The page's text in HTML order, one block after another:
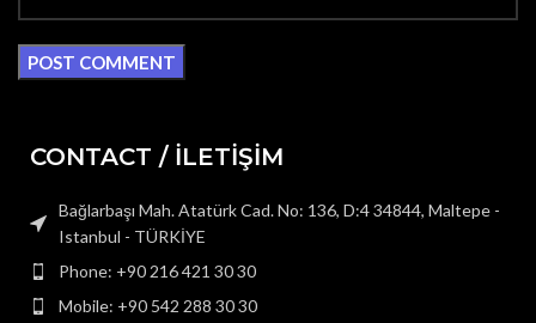
CONTACT / İLETİŞİM
Bağlarbaşı Mah. Atatürk Cad. No: 136, D:4 34844, Maltepe -
Istanbul - TÜRKİYE
Phone: +90 216 421 30 30
Mobile: +90 542 288 30 30